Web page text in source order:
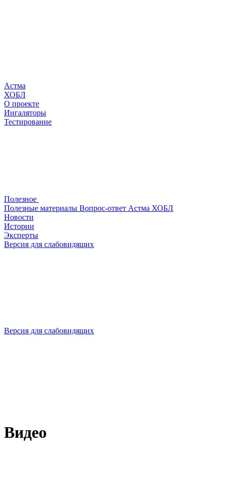
Астма
ХОБЛ
О проекте
Ингаляторы
Тестирование
Полезное
Полезные материалы Вопрос-ответ Астма ХОБЛ
Новости
Истории
Эксперты
Версия для слабовидящих
Версия для слабовидящих
Видео